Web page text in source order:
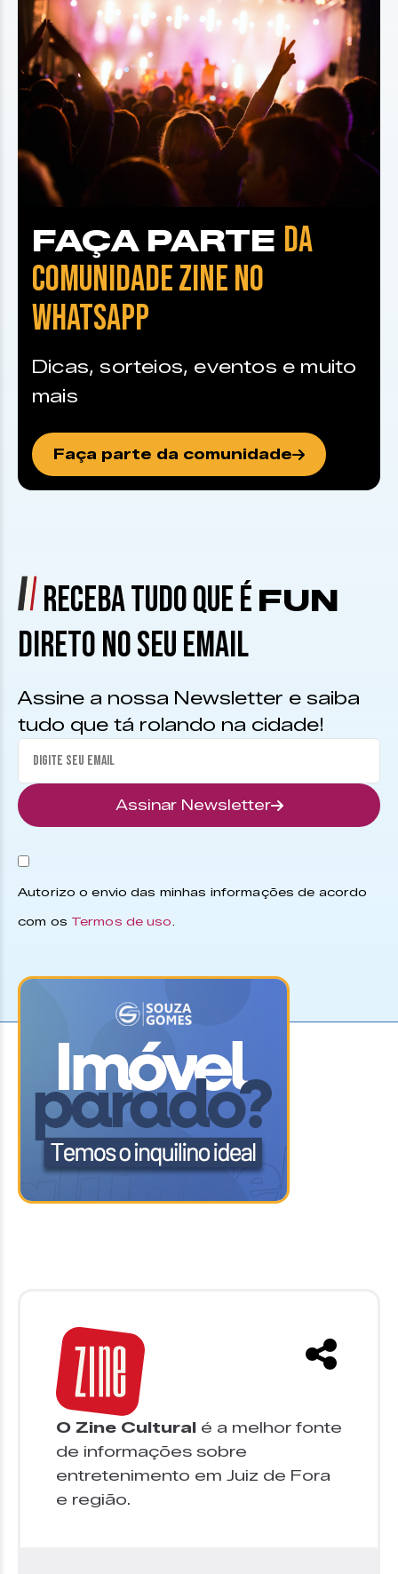
FAÇA PARTE DA
COMUNIDADE ZINE NO
WHATSAPP
Dicas, sorteios, eventos e muito
mais
Faça parte da comunidade
RECEBA TUDO QUE É FUN
DIRETO NO SEU EMAIL
Assine a nossa Newsletter e saiba
tudo que tá rolando na cidade!
Assinar Newsletter
Autorizo o envio das minhas informações de acordo
com os Termos de uso.
O Zine Cultural é a melhor fonte
de informações sobre
entretenimento em Juiz de Fora
e região.